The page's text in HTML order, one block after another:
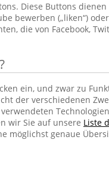
Diese Buttons
bewerben („liken“)
die von Facebook,
ein, und zwar zu
der verschiedenen
wir Sie auf unsere Liste
möglichst genaue